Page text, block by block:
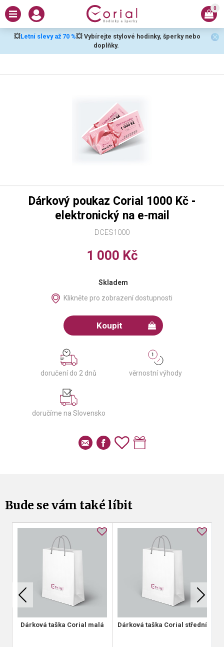
💥Letní slevy až 70 %💥 Vybírejte stylové hodinky, šperky nebo
doplňky.
0
DCES1000
Dárkový poukaz Corial 1000 Kč -
elektronický na e-mail
1 000 Kč
Skladem
Klikněte pro zobrazení dostupnosti
Koupit
doručení do 2 dnů věrnostní výhody
doručíme na Slovensko
Bude se vám také líbit
Dárková taška Corial malá Dárková taška Corial střední